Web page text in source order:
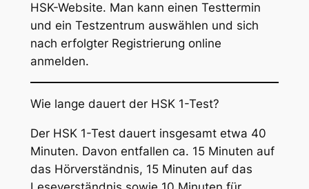
HSK-Website. Man kann einen Testtermin
und ein Testzentrum auswählen und sich
nach erfolgter Registrierung online
anmelden.
Wie lange dauert der HSK 1-Test?
Der HSK 1-Test dauert insgesamt etwa 40
Minuten. Davon entfallen ca. 15 Minuten auf
das Hörverständnis, 15 Minuten auf das